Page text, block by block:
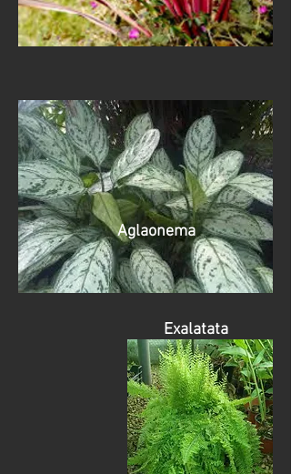
Aglaonema
Exalatata